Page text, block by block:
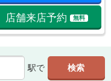
店舗来店予約 無料
駅で